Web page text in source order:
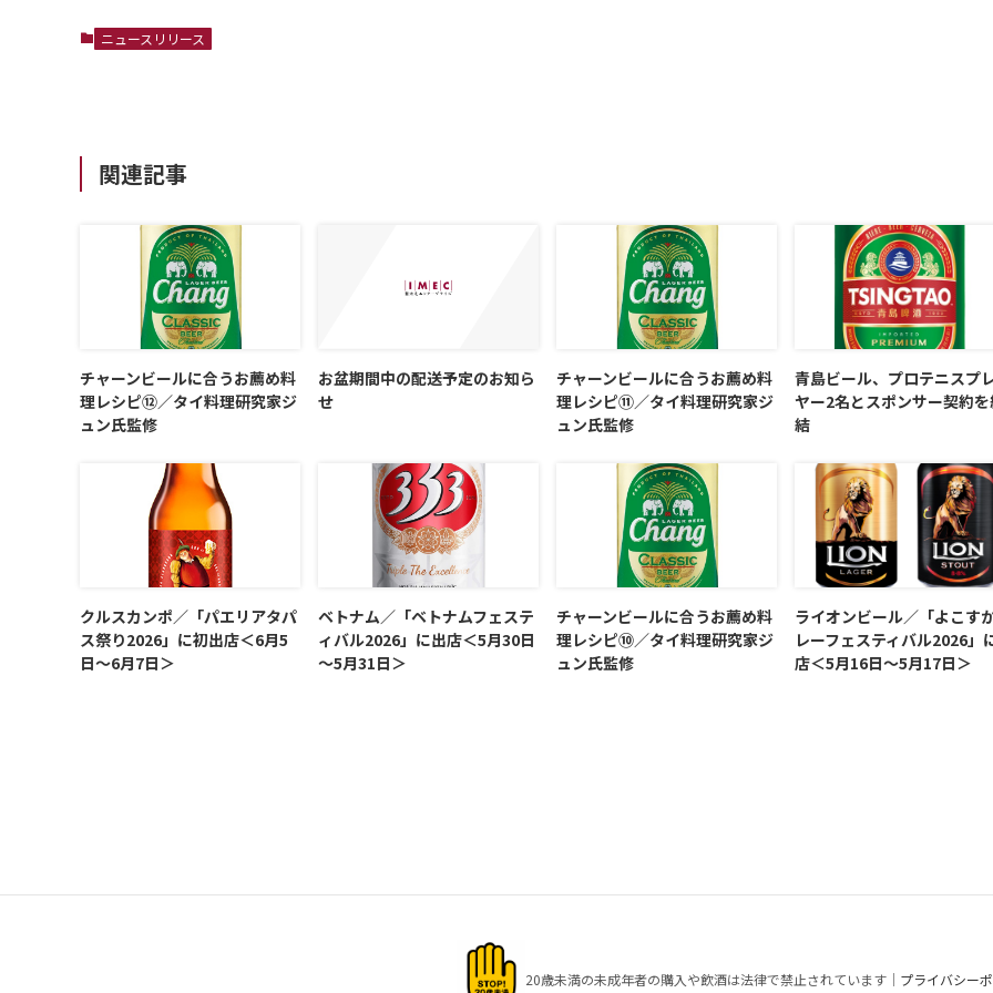
ニュースリリース
関連記事
チャーンビールに合うお薦め料
理レシピ⑫／タイ料理研究家ジ
ュン氏監修
お盆期間中の配送予定のお知ら
せ
チャーンビールに合うお薦め料
理レシピ⑪／タイ料理研究家ジ
ュン氏監修
青島ビール、プロテニスプ
ヤー2名とスポンサー契約
結
クルスカンポ／「パエリアタパ
ス祭り2026」に初出店＜6月5
日～6月7日＞
ベトナム／「ベトナムフェステ
ィバル2026」に出店＜5月30日
～5月31日＞
チャーンビールに合うお薦め料
理レシピ⑩／タイ料理研究家ジ
ュン氏監修
ライオンビール／「よこす
レーフェスティバル2026」
店＜5月16日～5月17日＞
20歳未満の未成年者の購入や飲酒は法律で禁止されています｜ プライバシー